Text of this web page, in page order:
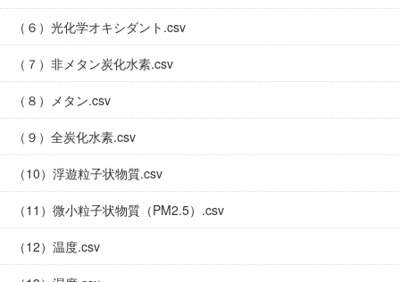
（６）光化学オキシダント.csv
（７）非メタン炭化水素.csv
（８）メタン.csv
（９）全炭化水素.csv
（10）浮遊粒子状物質.csv
（11）微小粒子状物質（PM2.5）.csv
（12）温度.csv